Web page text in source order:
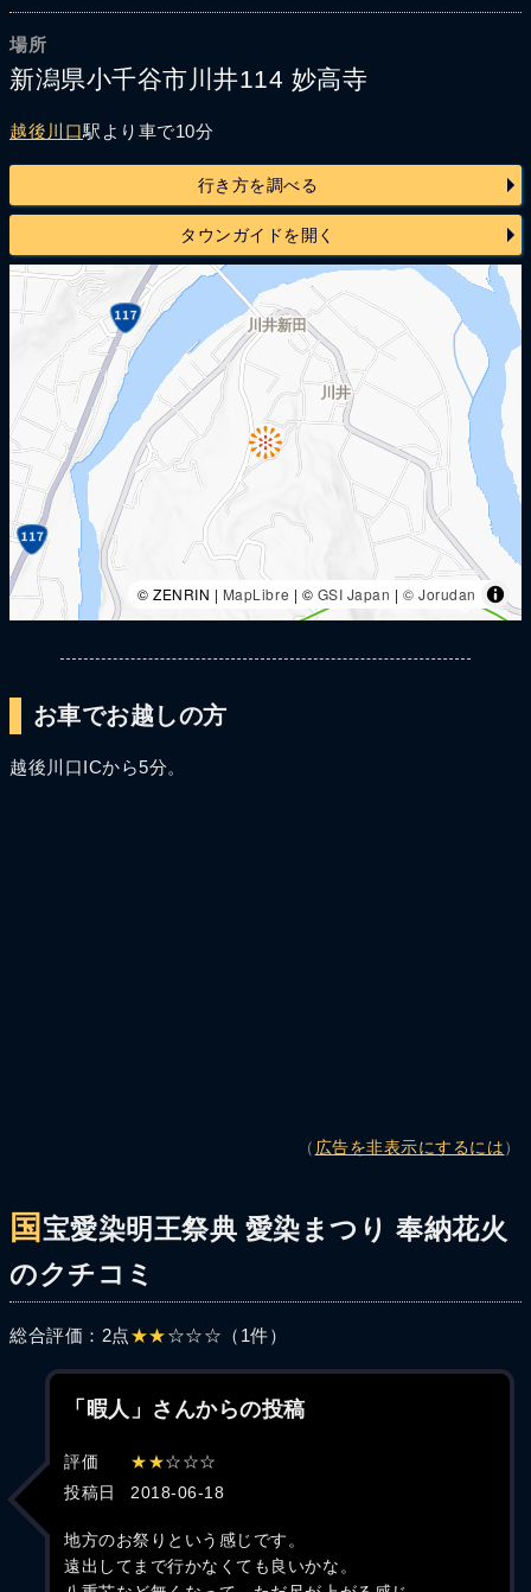
場所
新潟県小千谷市川井114 妙高寺
越後川口駅より車で10分
行き方を調べる
タウンガイドを開く
© ZENRIN | MapLibre | © GSI Japan |© Jorudan
お車でお越しの方
越後川口ICから5分。
（ 広告を非表示にするには ）
国 宝愛染明王祭典 愛染まつり 奉納花火
のクチコミ
総合評価：2点★★☆☆☆（1件）
「暇人」さんからの投稿
評価 ★★☆☆☆
投稿日
2018-06-18
地方のお祭りという感じです。
遠出してまで行かなくても良いかな。